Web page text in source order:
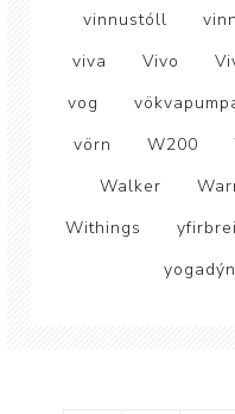
vinnustóll
viva
Vivo
vog
vörn
W200
Walker
Withings